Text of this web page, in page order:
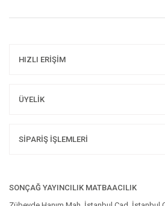
HIZLI ERİŞİM
ÜYELİK
SİPARİŞ İŞLEMLERİ
SONÇAĞ YAYINCILIK MATBAACILIK